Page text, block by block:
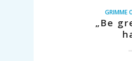
GRIMME
„Be